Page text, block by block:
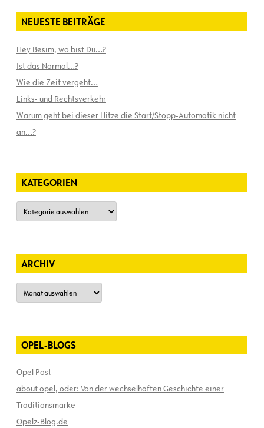
NEUESTE BEITRÄGE
Hey Besim, wo bist Du…?
Ist das Normal…?
Wie die Zeit vergeht…
Links- und Rechtsverkehr
Warum geht bei dieser Hitze die Start/Stopp-Automatik nicht
an…?
KATEGORIEN
Kategorien
ARCHIV
Archiv
OPEL-BLOGS
Opel Post
about opel, oder: Von der wechselhaften Geschichte einer
Traditionsmarke
Opelz-Blog.de